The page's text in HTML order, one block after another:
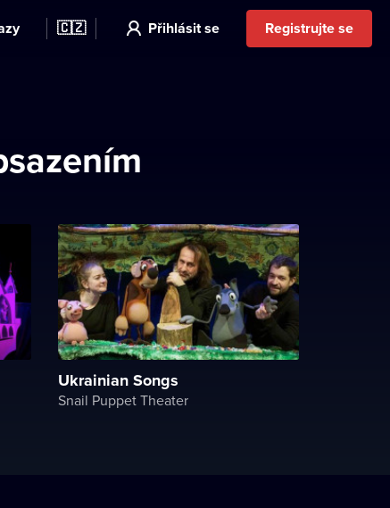
🇨🇿 Přihlásit se Registrujte se
Ukrainian Songs
Snail Puppet Theater